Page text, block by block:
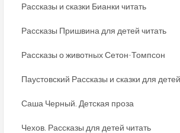
Рассказы и сказки Бианки читать
Рассказы Пришвина для детей читать
Рассказы о животных Сетон-Томпсон
Паустовский Рассказы и сказки для
Саша Черный. Детская проза
Чехов. Рассказы для детей читать